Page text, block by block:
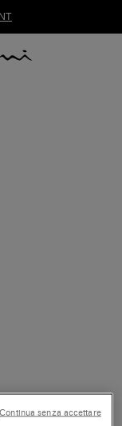
Continua senza accettare